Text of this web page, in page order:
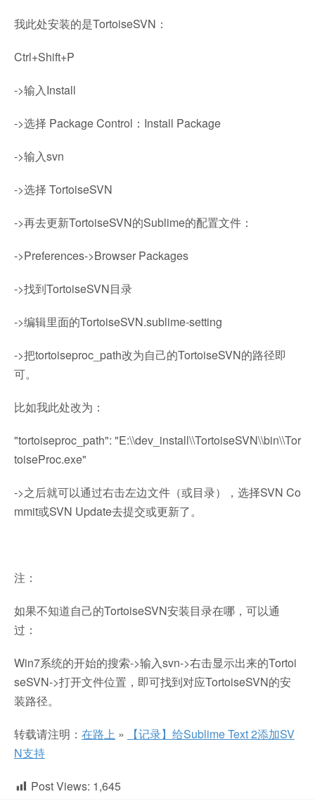
我此处安装的是TortoiseSVN：
Ctrl+Shift+P
->输入Install
->选择 Package Control：Install Package
->输入svn
->选择 TortoiseSVN
->再去更新TortoiseSVN的Sublime的配置文件：
->Preferences->Browser Packages
->找到TortoiseSVN目录
->编辑里面的TortoiseSVN.sublime-setting
->把tortoiseproc_path改为自己的TortoiseSVN的路径即
可。
比如我此处改为：
"tortoiseproc_path": "E:\\dev_install\\TortoiseSVN\\bin\\Tor
toiseProc.exe"
->之后就可以通过右击左边文件（或目录），选择SVN Co
mmit或SVN Update去提交或更新了。
注：
如果不知道自己的TortoiseSVN安装目录在哪，可以通
过：
Win7系统的开始的搜索->输入svn->右击显示出来的Tortoi
seSVN->打开文件位置，即可找到对应TortoiseSVN的安
装路径。
转载请注明： 在路上 »
【记录】给Sublime Text 2添加SV
N支持
Post Views: 1,645